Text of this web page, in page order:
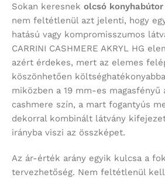
Sokan keresnek olcsó konyhabútor
nem feltétlenül azt jelenti, hogy
hatású vagy kompromisszumos
CARRINI CASHMERE AKRYL HG
azért érdekes, mert az elemes
köszönhetően
miközben a 19 mm-es magasfényű
cashmere szín, a mart fogantyús
dekorral kombinált látvány
irányba viszi az összképet.
Az ár-érték arány egyik kulcsa a
tervezhetőség. Nem feltétlenül kell